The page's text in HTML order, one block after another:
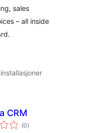
sales
– all inside
CRM
(0totale
vurderinger
)